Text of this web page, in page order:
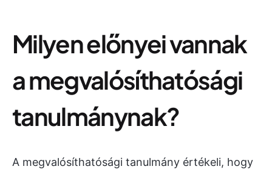
Milyen előnyei vannak
a megvalósíthatósági
tanulmánynak?
A megvalósíthatósági tanulmány értékeli, hogy